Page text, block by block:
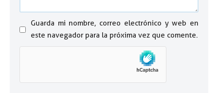
Guarda mi nombre, correo electrónico y web en
este navegador para la próxima vez que comente.